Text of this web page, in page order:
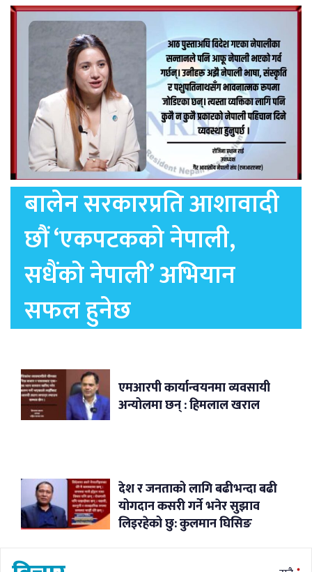
बालेन सरकारप्रति आशावादी
छौं ‘एकपटकको नेपाली,
सधैंको नेपाली’ अभियान
सफल हुनेछ
एमआरपी कार्यान्वयनमा व्यवसायी
अन्योलमा छन् : हिमलाल खराल
देश र जनताको लागि बढीभन्दा बढी
योगदान कसरी गर्ने भनेर सुझाव
लिइरहेको छु: कुलमान घिसिङ